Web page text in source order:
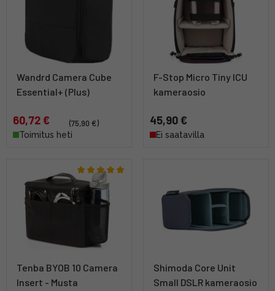
Wandrd Camera Cube
Essential+ (Plus)
60,72 €
(75,90 €)
Toimitus heti
F-Stop Micro Tiny ICU
kameraosio
45,90 €
Ei saatavilla
Tenba BYOB 10 Camera
Insert - Musta
Shimoda Core Unit
Small DSLR kameraosio